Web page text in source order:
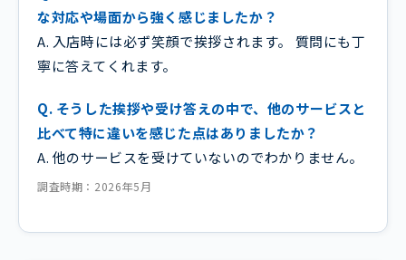
な対応や場面から強く感じましたか？
A. 入店時には必ず笑顔で挨拶されます。 質問にも丁
寧に答えてくれます。
Q. そうした挨拶や受け答えの中で、他のサービスと
比べて特に違いを感じた点はありましたか？
A. 他のサービスを受けていないのでわかりません。
調査時期：2026年5月